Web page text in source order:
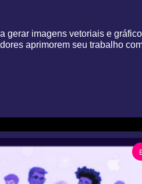
gerar imagens vetoriais e
aprimorem seu trabalho